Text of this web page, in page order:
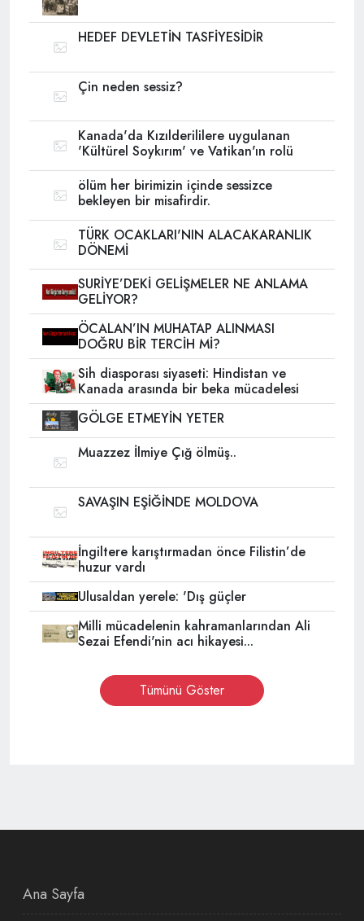
HEDEF DEVLETİN TASFİYESİDİR
Çin neden sessiz?
Kanada'da Kızılderililere uygulanan
'Kültürel Soykırım' ve Vatikan'ın rolü
ölüm her birimizin içinde sessizce
bekleyen bir misafirdir.
TÜRK OCAKLARI'NIN ALACAKARANLIK
DÖNEMİ
SURİYE’DEKİ GELİŞMELER NE ANLAMA
GELİYOR?
ÖCALAN’IN MUHATAP ALINMASI
DOĞRU BİR TERCİH Mİ?
Sih diasporası siyaseti: Hindistan ve
Kanada arasında bir beka mücadelesi
GÖLGE ETMEYİN YETER
Muazzez İlmiye Çığ ölmüş..
SAVAŞIN EŞİĞİNDE MOLDOVA
İngiltere karıştırmadan önce Filistin’de
huzur vardı
Ulusaldan yerele: 'Dış güçler
Milli mücadelenin kahramanlarından Ali
Sezai Efendi'nin acı hikayesi...
Tümünü Göster
Ana Sayfa